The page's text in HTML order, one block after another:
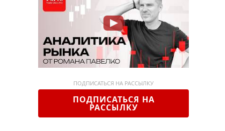
ПОДПИСАТЬСЯ НА РАССЫЛКУ
ПОДПИСАТЬСЯ НА
РАССЫЛКУ